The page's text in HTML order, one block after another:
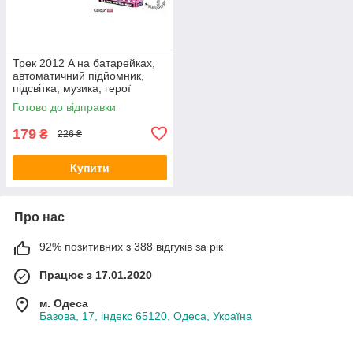
Трек 2012 A на батарейках,
автоматичний підйомник,
підсвітка, музика, герої
Готово до відправки
179 ₴ 226 ₴
Купити
Про нас
92% позитивних з 388 відгуків за рік
Працює з 17.01.2020
м. Одеса
Базова, 17, індекс 65120, Одеса, Україна